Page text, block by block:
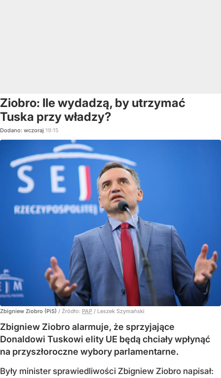
Ziobro: Ile wydadzą, by utrzymać
Tuska przy władzy?
Dodano: wczoraj 19:15
Zbigniew Ziobro (PiS) / Źródło: PAP / Leszek Szymański
Zbigniew Ziobro alarmuje, że sprzyjające
Donaldowi Tuskowi elity UE będą chciały wpłynąć
na przyszłoroczne wybory parlamentarne.
Były minister sprawiedliwości Zbigniew Ziobro napisał: